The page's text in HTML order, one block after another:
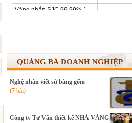
QUẢNG BÁ DOANH NGHIỆP
Nghệ nhân viết sử bằng gốm
(7 bài)
Công ty Tư Vấn thiết kế NHÀ VÀNG